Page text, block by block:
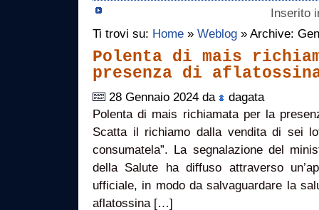
Inserito
Ti trovi su: Home » Weblog » Archive:
Polenta di mais
presenza di
28 Gennaio 2024 da
dagata
Polenta di mais richiamata per la
Scatta il richiamo dalla vendita di sei
consumatela”. La segnalazione del
della Salute ha diffuso attraverso
ufficiale, in modo da salvaguardare la
aflatossina […]